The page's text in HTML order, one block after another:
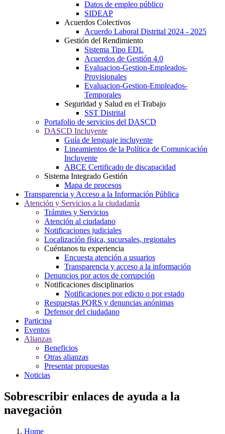
Datos de empleo público
SIDEAP
Acuerdos Colectivos
Acuerdo Laboral Distrital 2024 - 2025
Gestión del Rendimiento
Sistema Tipo EDL
Acuerdos de Gestión 4.0
Evaluacion-Gestion-Empleados-
Provisionales
Evaluacion-Gestion-Empleados-
Temporales
Seguridad y Salud en el Trabajo
SST Distrital
Portafolio de servicios del DASCD
DASCD Incluyente
Guía de lenguaje incluyente
Lineamientos de la Política de Comunicación
Incluyente
ABCE Certificado de discapacidad
Sistema Integrado Gestión
Mapa de procesos
Transparencia y Acceso a la Información Pública
Atención y Servicios a la ciudadanía
Trámites y Servicios
Atención al ciudadano
Notificaciones judiciales
Localización física, sucursales, regionales
Cuéntanos tu experiencia
Encuesta atención a usuarios
Transparencia y acceso a la información
Denuncios por actos de corrupción
Notificaciones disciplinarios
Notificaciones por edicto o por estado
Respuestas PQRS y denuncias anónimas
Defensor del ciudadano
Participa
Eventos
Alianzas
Beneficios
Otras alianzas
Presentar propuestas
Noticias
Sobrescribir enlaces de ayuda a la
navegación
Home